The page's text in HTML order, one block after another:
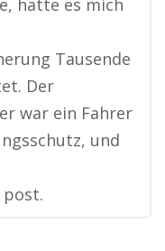
hätte es mich
Tausende
Der
war ein Fahrer
und